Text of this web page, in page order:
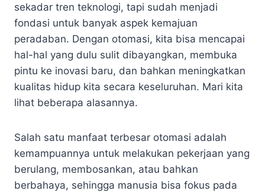
sekadar tren teknologi, tapi sudah menjadi
fondasi untuk banyak aspek kemajuan
peradaban. Dengan otomasi, kita bisa mencapai
hal-hal yang dulu sulit dibayangkan, membuka
pintu ke inovasi baru, dan bahkan meningkatkan
kualitas hidup kita secara keseluruhan. Mari kita
lihat beberapa alasannya.
Salah satu manfaat terbesar otomasi adalah
kemampuannya untuk melakukan pekerjaan yang
berulang, membosankan, atau bahkan
berbahaya, sehingga manusia bisa fokus pada